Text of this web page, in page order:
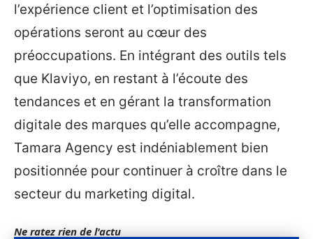
l’expérience client et l’optimisation des
opérations seront au cœur des
préoccupations. En intégrant des outils tels
que Klaviyo, en restant à l’écoute des
tendances et en gérant la transformation
digitale des marques qu’elle accompagne,
Tamara Agency est indéniablement bien
positionnée pour continuer à croître dans le
secteur du marketing digital.
Ne ratez rien de l'actu